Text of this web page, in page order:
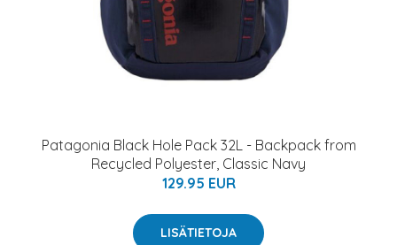
Patagonia Black Hole Pack 32L - Backpack from
Recycled Polyester, Classic Navy
129.95 EUR
LISÄTIETOJA